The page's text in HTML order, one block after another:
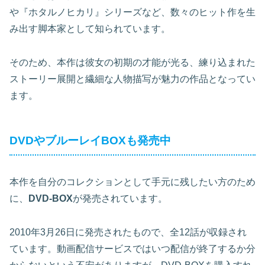
や『ホタルノヒカリ』シリーズなど、数々のヒット作を生
み出す脚本家として知られています。
そのため、本作は彼女の初期の才能が光る、練り込まれた
ストーリー展開と繊細な人物描写が魅力の作品となってい
ます。
DVDやブルーレイBOXも発売中
本作を自分のコレクションとして手元に残したい方のため
に、
DVD-BOXが発売されています。
2010年3月26日に発売されたもので、全12話が収録され
ています。動画配信サービスではいつ配信が終了するか分